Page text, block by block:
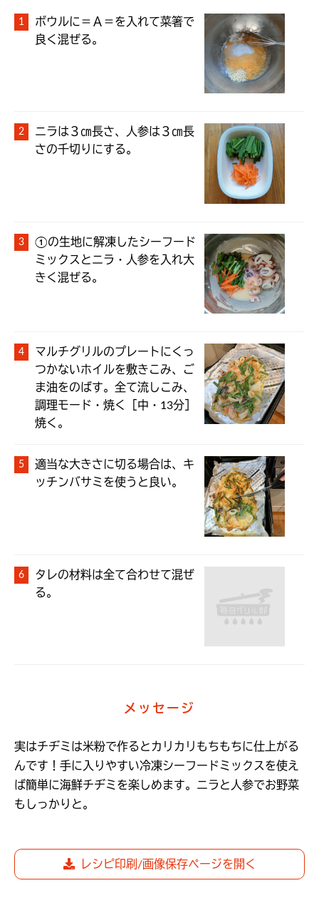
ボウルに＝Ａ＝を入れて菜箸で
良く混ぜる。
ニラは３㎝長さ、人参は３㎝長
さの千切りにする。
①の生地に解凍したシーフード
ミックスとニラ・人参を入れ大
きく混ぜる。
マルチグリルのプレートにくっ
つかないホイルを敷きこみ、ご
ま油をのばす。全て流しこみ、
調理モード・焼く［中・13分］
焼く。
適当な大きさに切る場合は、キ
ッチンバサミを使うと良い。
タレの材料は全て合わせて混ぜ
る。
メッセージ
実はチヂミは米粉で作るとカリカリもちもちに仕上がる
んです！手に入りやすい冷凍シーフードミックスを使え
ば簡単に海鮮チヂミを楽しめます。ニラと人参でお野菜
もしっかりと。
レシピ印刷/画像保存ページを開く